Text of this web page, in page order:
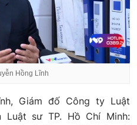
Hồng Lĩnh
Giám đố Công ty Luật
Luật sư TP. Hồ Chí Minh: